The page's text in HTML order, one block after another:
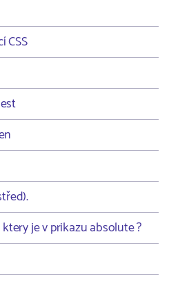
CSS
je v prikazu absolute ?